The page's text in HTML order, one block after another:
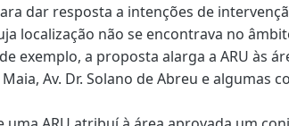
dar resposta a intenções de
localização não se encontrava no
exemplo, a proposta alarga a ARU às
Maia, Av. Dr. Solano de Abreu e algumas